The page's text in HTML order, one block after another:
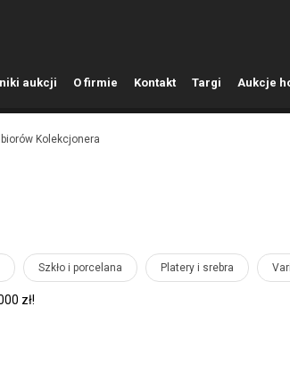
aukcji O firmie Kontakt Targi Aukcje
Kolekcjonera
Szkło i porcelana Platery i srebra
zł!